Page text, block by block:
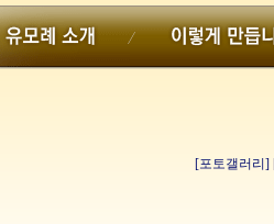
[포토갤러리]